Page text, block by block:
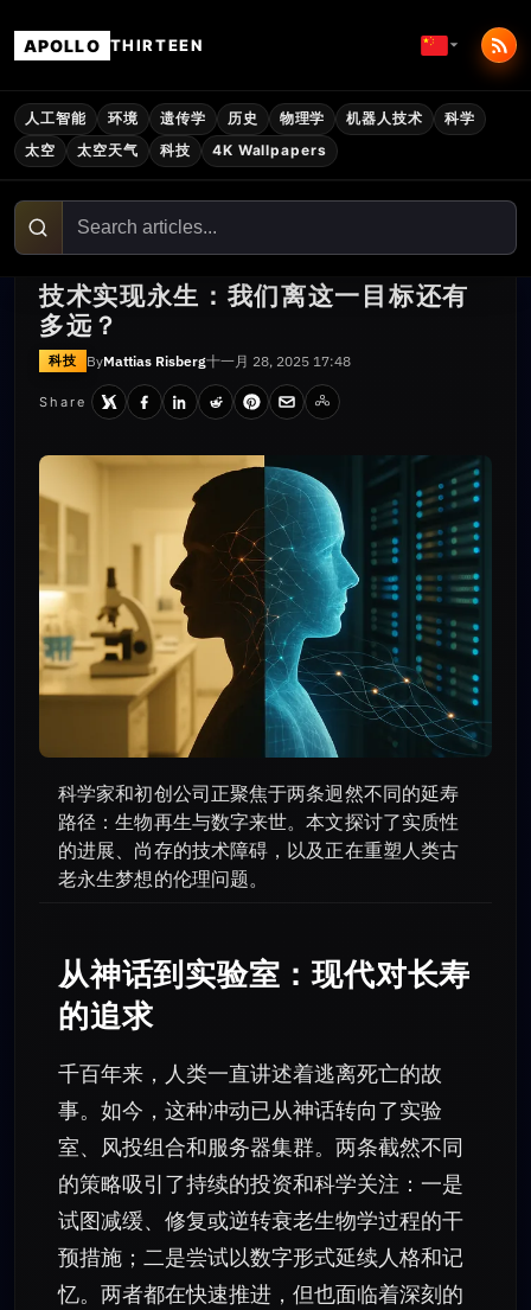
APOLLO THIRTEEN
人工智能 环境 遗传学 历史 物理学 机器人技术
科学
太空
太空天气 科技 4K Wallpapers
技术实现永生：我们离这一目标还有
多远？
科技 ByMattias Risberg十一月 28, 2025 17:48
Share
科学家和初创公司正聚焦于两条迥然不同的延寿
路径：生物再生与数字来世。本文探讨了实质性
的进展、尚存的技术障碍，以及正在重塑人类古
老永生梦想的伦理问题。
从神话到实验室：现代对长寿
的追求
千百年来，人类一直讲述着逃离死亡的故
事。如今，这种冲动已从神话转向了实验
室、风投组合和服务器集群。两条截然不同
的策略吸引了持续的投资和科学关注：一是
试图减缓、修复或逆转衰老生物学过程的干
预措施；二是尝试以数字形式延续人格和记
忆。两者都在快速推进，但也面临着深刻的